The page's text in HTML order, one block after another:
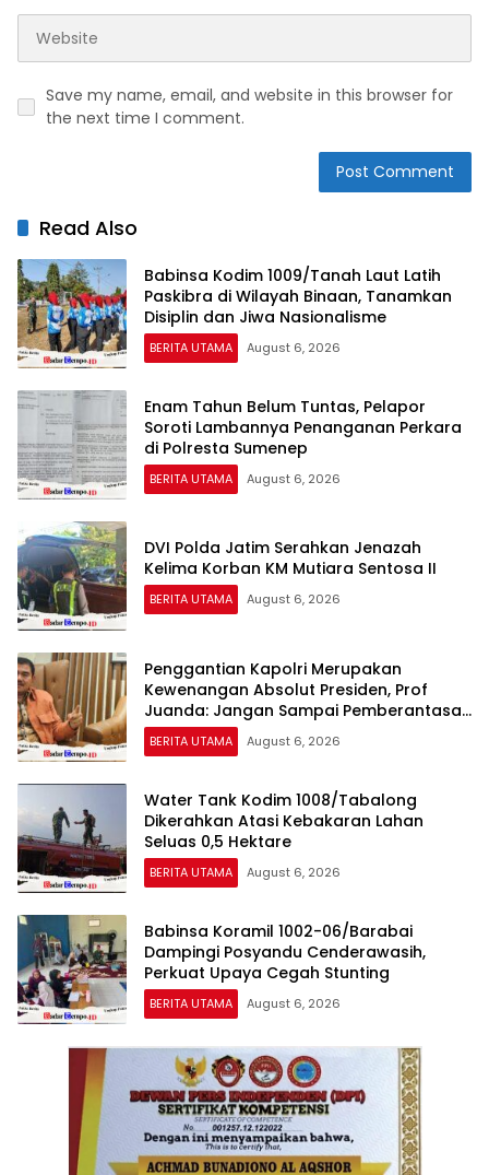
Save my name, email, and website in this browser for
the next time I comment.
Read Also
Babinsa Kodim 1009/Tanah Laut Latih
Paskibra di Wilayah Binaan, Tanamkan
Disiplin dan Jiwa Nasionalisme
BERITA UTAMA August 6, 2026
Enam Tahun Belum Tuntas, Pelapor
Soroti Lambannya Penanganan Perkara
di Polresta Sumenep
BERITA UTAMA August 6, 2026
DVI Polda Jatim Serahkan Jenazah
Kelima Korban KM Mutiara Sentosa II
BERITA UTAMA August 6, 2026
Penggantian Kapolri Merupakan
Kewenangan Absolut Presiden, Prof
Juanda: Jangan Sampai Pemberantasan
Korupsi Justru Melemah
BERITA UTAMA August 6, 2026
Water Tank Kodim 1008/Tabalong
Dikerahkan Atasi Kebakaran Lahan
Seluas 0,5 Hektare
BERITA UTAMA August 6, 2026
Babinsa Koramil 1002-06/Barabai
Dampingi Posyandu Cenderawasih,
Perkuat Upaya Cegah Stunting
BERITA UTAMA August 6, 2026